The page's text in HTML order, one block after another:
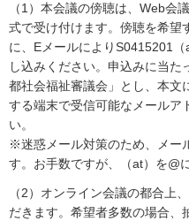
（1）本会議の傍聴は、Web会
式で受け付けます。傍聴を希望
に、EメールによりS0415201
し込みください。申込みに当
都社会福祉審議会」とし、本文
する端末で受信可能なメールア
い。
※迷惑メール対策のため、メー
す。お手数ですが、（at）を@
（2）オンライン会議の都合上
だきます。希望者多数の場合、